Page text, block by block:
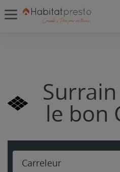
le bon
Carreleur